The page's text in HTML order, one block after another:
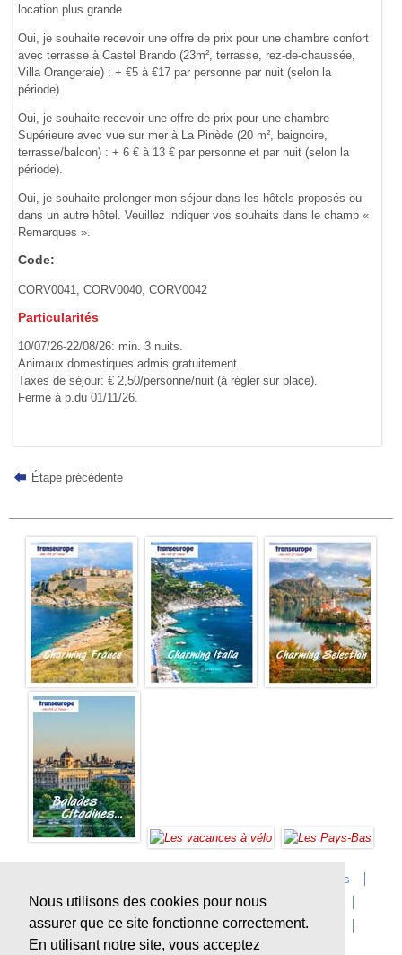
Nous utilisons des cookies pour nous
assurer que ce site fonctionne correctement.
En utilisant notre site, vous acceptez
location plus grande
Oui, je souhaite recevoir une offre de prix pour une chambre confort
avec terrasse à Castel Brando (23m², terrasse, rez-de-chaussée,
Villa Orangeraie) : + €5 à €17 par personne par nuit (selon la
période).
Oui, je souhaite recevoir une offre de prix pour une chambre
Supérieure avec vue sur mer à La Pinède (20 m², baignoire,
terrasse/balcon) : + 6 € à 13 € par personne et par nuit (selon la
période).
Oui, je souhaite prolonger mon séjour dans les hôtels proposés ou
dans un autre hôtel. Veuillez indiquer vos souhaits dans le champ «
Remarques ».
Code:
CORV0041, CORV0040, CORV0042
Particularités
10/07/26-22/08/26: min. 3 nuits.
Animaux domestiques admis gratuitement.
Taxes de séjour: € 2,50/personne/nuit (à régler sur place).
Fermé à p.du 01/11/26.
Étape précédente
Postes vacants
Contact
Questions? Agences
Conditions de voyage
Assurances
privacy
Durabilité